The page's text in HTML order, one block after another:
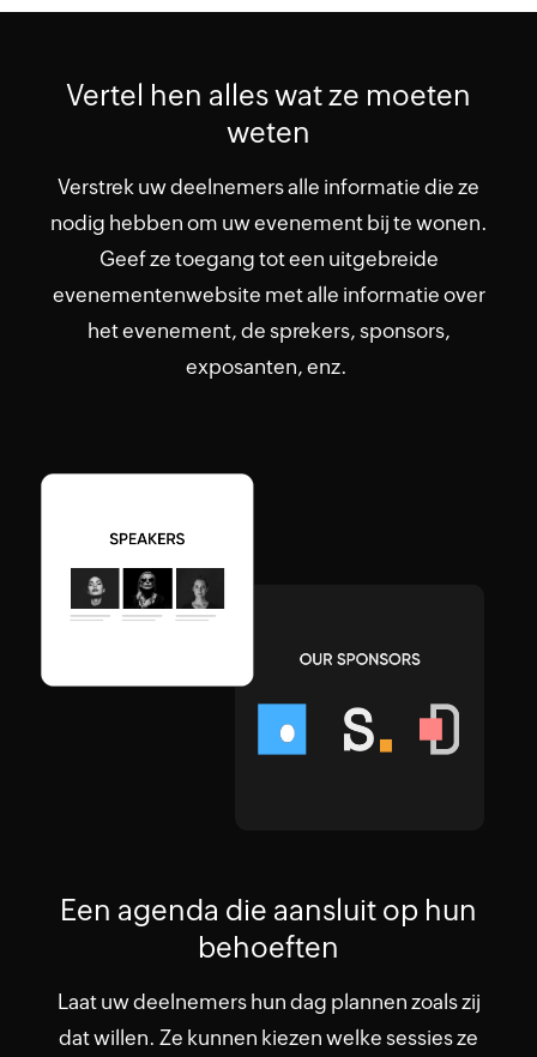
Vertel hen alles wat ze moeten
weten
Verstrek uw deelnemers alle informatie die ze
nodig hebben om uw evenement bij te wonen.
Geef ze toegang tot een uitgebreide
evenementenwebsite met alle informatie over
het evenement, de sprekers, sponsors,
exposanten, enz.
Een agenda die aansluit op hun
behoeften
Laat uw deelnemers hun dag plannen zoals zij
dat willen. Ze kunnen kiezen welke sessies ze